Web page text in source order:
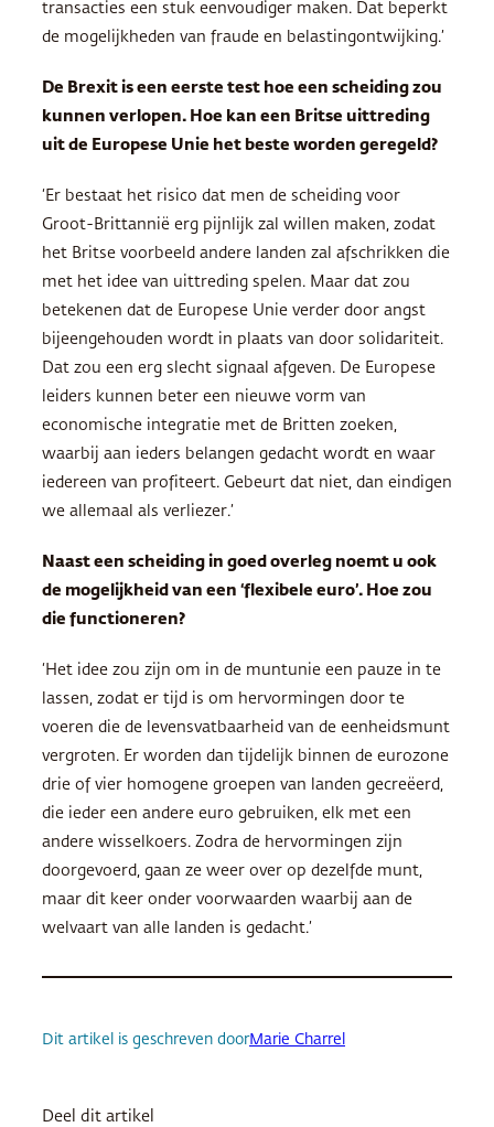
transacties een stuk eenvoudiger maken. Dat beperkt
de mogelijkheden van fraude en belastingontwijking.’
De Brexit is een eerste test hoe een scheiding zou
kunnen verlopen. Hoe kan een Britse uittreding
uit de Europese Unie het beste worden geregeld?
‘Er bestaat het risico dat men de scheiding voor
Groot-Brittannië erg pijnlijk zal willen maken, zodat
het Britse voorbeeld andere landen zal afschrikken die
met het idee van uittreding spelen. Maar dat zou
betekenen dat de Europese Unie verder door angst
bijeengehouden wordt in plaats van door solidariteit.
Dat zou een erg slecht signaal afgeven. De Europese
leiders kunnen beter een nieuwe vorm van
economische integratie met de Britten zoeken,
waarbij aan ieders belangen gedacht wordt en waar
iedereen van profiteert. Gebeurt dat niet, dan eindigen
we allemaal als verliezer.’
Naast een scheiding in goed overleg noemt u ook
de mogelijkheid van een ‘flexibele euro’. Hoe zou
die functioneren?
‘Het idee zou zijn om in de muntunie een pauze in te
lassen, zodat er tijd is om hervormingen door te
voeren die de levensvatbaarheid van de eenheidsmunt
vergroten. Er worden dan tijdelijk binnen de eurozone
drie of vier homogene groepen van landen gecreëerd,
die ieder een andere euro gebruiken, elk met een
andere wisselkoers. Zodra de hervormingen zijn
doorgevoerd, gaan ze weer over op dezelfde munt,
maar dit keer onder voorwaarden waarbij aan de
welvaart van alle landen is gedacht.’
Dit artikel is geschreven doorMarie Charrel
Deel dit artikel